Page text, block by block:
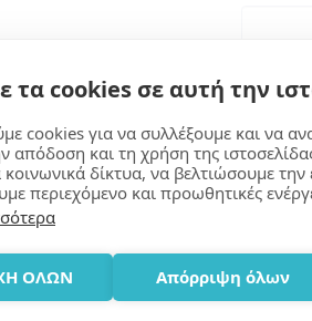
Μάθε
τα cookies σε αυτή την
cookies για να συλλέξουμε και να
απόδοση και τη χρήση της
κοινωνικά δίκτυα, να βελτιώσουμε
περιεχόμενο και προωθητικές
ΟΛΩΝ Απόρριψη όλων